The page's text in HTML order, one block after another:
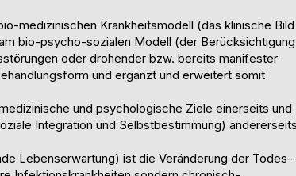
medizinischen Krankheitsmodell (das klinische Bild
bio-psycho-sozialen Modell (der Berücksichtigung
oder drohender bzw. bereits manifester
und ergänzt und erweitert somit
und psychologische Ziele einerseits und
Integration und Selbstbestimmung)
Lebenserwartung) ist die Veränderung der Todes-